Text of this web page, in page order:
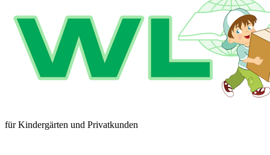
für Kindergärten und Privatkunden